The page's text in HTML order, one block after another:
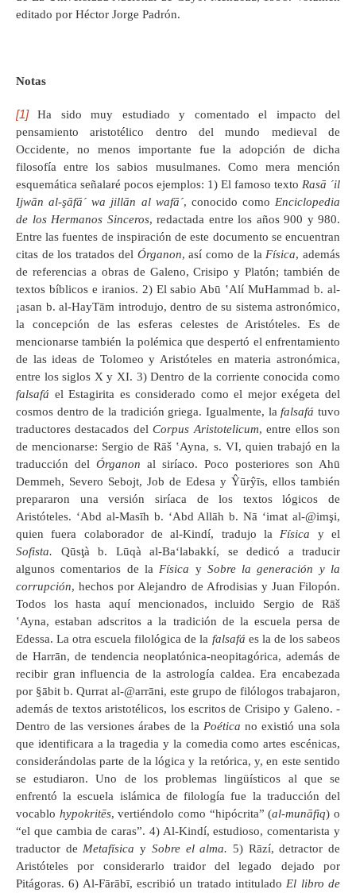
editado por Héctor Jorge Padrón.
Notas
[1]Ha sido muy estudiado y comentado el impacto del
pensamiento aristotélico dentro del mundo medieval de
Occidente, no menos importante fue la adopción de dicha
filosofía entre los sabios musulmanes. Como mera mención
esquemática señalaré pocos ejemplos: 1) El famoso texto Rasā ´il
Ijwān al-şāfā´ wa jillān al wafā´, conocido como Enciclopedia
de los Hermanos Sinceros, redactada entre los años 900 y 980.
Entre las fuentes de inspiración de este documento se encuentran
citas de los tratados del Órganon, así como de laFísica, además
de referencias a obras de Galeno, Crisipo y Platón; también de
textos bíblicos e iranios. 2) El sabio Abū ‛Alí MuHammad b. al-
¡asan b. al-HayTām introdujo, dentro de su sistema astronómico,
la concepción de las esferas celestes de Aristóteles. Es de
mencionarse también la polémica que despertó el enfrentamiento
de las ideas de Tolomeo y Aristóteles en materia astronómica,
entre los siglos X y XI. 3) Dentro de la corriente conocida como
falsafá el Estagirita es considerado como el mejor exégeta del
cosmos dentro de la tradición griega. Igualmente, lafalsafá tuvo
traductores destacados delCorpus Aristotelicum, entre ellos son
de mencionarse: Sergio de Rāš ‛Ayna, s. VI, quien trabajó en la
traducción del Órganon al siríaco. Poco posteriores son Ahū
Demmeh, Severo Sebojt, Job de Edesa y Ŷūrŷīs, ellos también
prepararon una versión siríaca de los textos lógicos de
Aristóteles. ‘Abd al-Masīh b. ‘Abd Allāh b. Nā ‘imat al-@imşi,
quien fuera colaborador de al-Kindí, tradujo laFísica y el
Sofista. Qūsţà b. Lūqà al-Ba‘labakkí, se dedicó a traducir
algunos comentarios de laFísica y Sobre la generación y la
corrupción, hechos por Alejandro de Afrodisias y Juan Filopón.
Todos los hasta aquí mencionados, incluido Sergio de Rāš
‛Ayna, estaban adscritos a la tradición de la escuela persa de
Edessa. La otra escuela filológica de la falsafá es la de los sabeos
de Harrān, de tendencia neoplatónica-neopitagórica, además de
recibir gran influencia de la astrología caldea. Era encabezada
por §ābit b. Qurrat al-@arrāni, este grupo de filólogos trabajaron,
además de textos aristotélicos, los escritos de Crisipo y Galeno. -
Dentro de las versiones árabes de la Poética no existió una sola
que identificara a la tragedia y la comedia como artes escénicas,
considerándolas parte de la lógica y la retórica, y, en este sentido
se estudiaron. Uno de los problemas lingüísticos al que se
enfrentó la escuela islámica de filología fue la traducción del
vocablo hypokritēs, vertiéndolo como “hipócrita” (al-munāfiq) o
“el que cambia de caras”. 4) Al-Kindí, estudioso, comentarista y
traductor deMetafísicay Sobre el alma. 5) Rāzí, detractor de
Aristóteles por considerarlo traidor del legado dejado por
Pitágoras. 6) Al-Fārābī, escribió un tratado intituladoEl libro de